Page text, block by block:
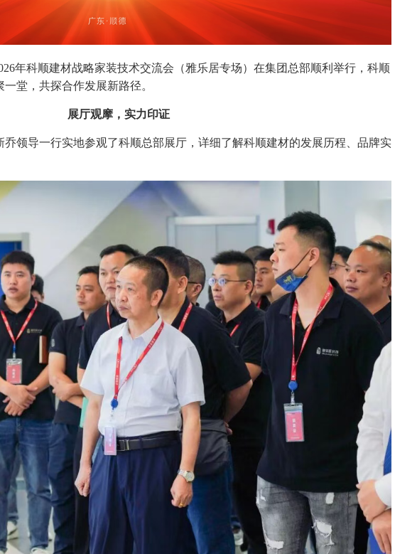
年科顺建材战略家装技术交流会（雅乐居专场）在集团总部顺利举行，科顺
堂，共探合作发展新路径。
展厅观摩，实力印证
领导一行实地参观了科顺总部展厅，详细了解科顺建材的发展历程、品牌实